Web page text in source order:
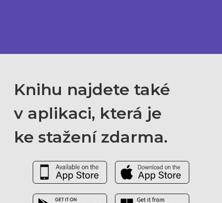
Knihu najdete také
v aplikaci, která je
ke stažení zdarma.